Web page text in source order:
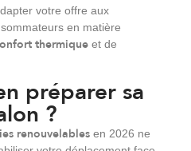
votre offre aux
en matière
thermique et de
préparer sa
?
renouvelables en 2026 ne